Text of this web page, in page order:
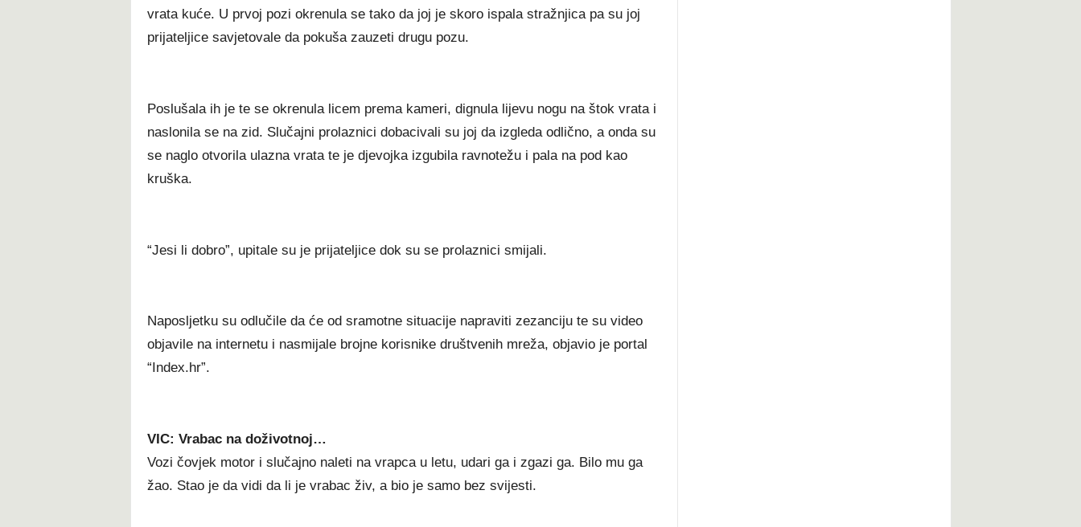
vrata kuće. U prvoj pozi okrenula se tako da joj je skoro ispala stražnjica pa su joj
prijateljice savjetovale da pokuša zauzeti drugu pozu.
Poslušala ih je te se okrenula licem prema kameri, dignula lijevu nogu na štok vrata i
naslonila se na zid. Slučajni prolaznici dobacivali su joj da izgleda odlično, a onda su
se naglo otvorila ulazna vrata te je djevojka izgubila ravnotežu i pala na pod kao
kruška.
“Jesi li dobro”, upitale su je prijateljice dok su se prolaznici smijali.
Naposljetku su odlučile da će od sramotne situacije napraviti zezanciju te su video
objavile na internetu i nasmijale brojne korisnike društvenih mreža, objavio je portal
“Index.hr”.
VIC: Vrabac na doživotnoj…
Vozi čovjek motor i slučajno naleti na vrapca u letu, udari ga i zgazi ga. Bilo mu ga
žao. Stao je da vidi da li je vrabac živ, a bio je samo bez svijesti.